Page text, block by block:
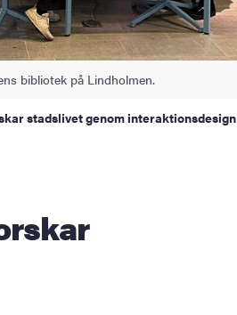
bibliotek på Lindholmen.
stadslivet genom interaktionsdesign